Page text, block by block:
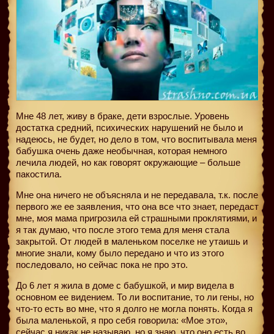
Мне 48 лет, живу в браке, дети взрослые. Уровень
достатка средний, психических нарушений не было и
надеюсь, не будет, но дело в том, что воспитывала меня
бабушка очень даже необычная, которая немного
лечила людей, но как говорят окружающие – больше
пакостила.
Мне она ничего не объясняла и не передавала, т.к. после
первого же ее заявления, что она все что знает, передаст
мне, моя мама пригрозила ей страшными проклятиями, и
я так думаю, что после этого тема для меня стала
закрытой. От людей в маленьком поселке не утаишь и
многие знали, кому было передано и что из этого
последовало, но сейчас пока не про это.
До 6 лет я жила в доме с бабушкой, и мир видела в
основном ее видением. То ли воспитание, то ли гены, но
что-то есть во мне, что я долго не могла понять. Когда я
была маленькой, я про себя говорила: «Мое это»,